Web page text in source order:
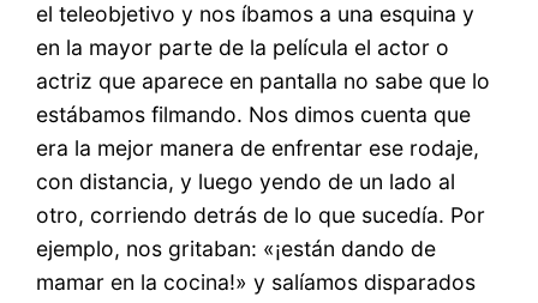
el teleobjetivo y nos íbamos a una esquina y
en la mayor parte de la película el actor o
actriz que aparece en pantalla no sabe que lo
estábamos filmando. Nos dimos cuenta que
era la mejor manera de enfrentar ese rodaje,
con distancia, y luego yendo de un lado al
otro, corriendo detrás de lo que sucedía. Por
ejemplo, nos gritaban: «¡están dando de
mamar en la cocina!» y salíamos disparados